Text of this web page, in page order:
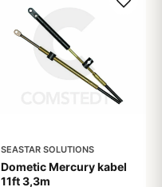
SEASTAR SOLUTIONS
Dometic Mercury kabel
11ft 3,3m